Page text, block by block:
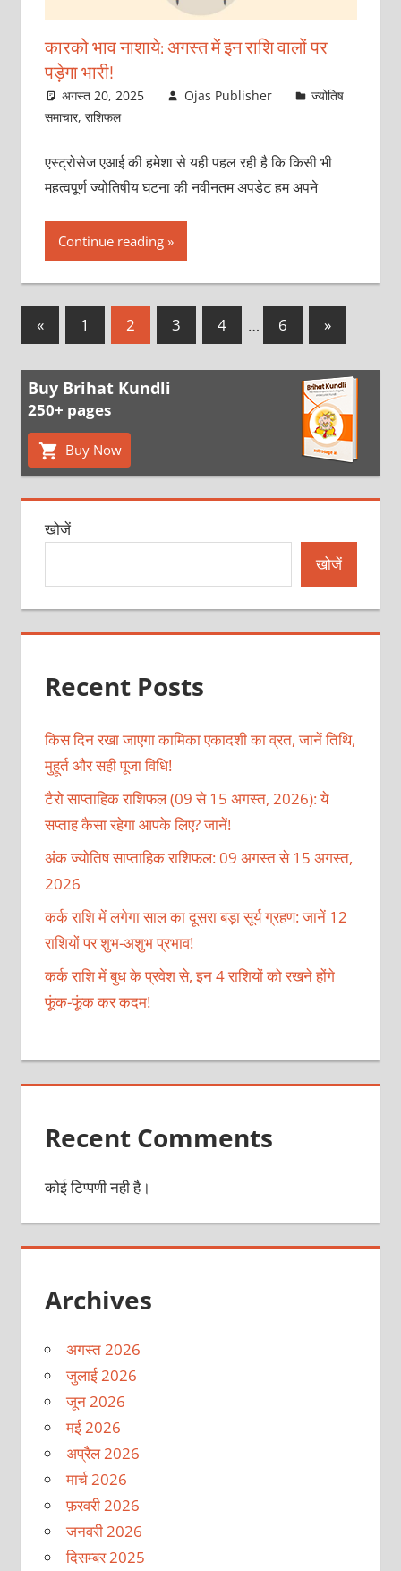
कारको भाव नाशाये: अगस्‍त में इन रा‍शि वालों पर
पड़ेगा भारी!
अगस्त 20, 2025 Ojas Publisher
ज्योतिष
समाचार, राशिफल
एस्‍ट्रोसेज एआई की हमेशा से यही पहल रही है कि किसी भी
महत्वपूर्ण ज्योतिषीय घटना की नवीनतम अपडेट हम अपने
Continue reading
Posts
«Previous
Posts
1 2 3 4 … 6
Next
Posts
»
Buy Brihat Kundli
250+ pages
Buy Now
खोजें
खोजें
Recent Posts
किस दिन रखा जाएगा कामिका एकादशी का व्रत, जानें तिथि,
मुहूर्त और सही पूजा विधि!
टैरो साप्ताहिक राशिफल (09 से 15 अगस्त, 2026): ये
सप्ताह कैसा रहेगा आपके लिए? जानें!
अंक ज्योतिष साप्ताहिक राशिफल: 09 अगस्त से 15 अगस्त,
2026
कर्क राशि में लगेगा साल का दूसरा बड़ा सूर्य ग्रहण: जानें 12
राशियों पर शुभ-अशुभ प्रभाव!
कर्क राशि में बुध के प्रवेश से, इन 4 राशियों को रखने होंगे
फूंक-फूंक कर कदम!
Recent Comments
कोई टिप्पणी नही है।
Archives
अगस्त 2026
जुलाई 2026
जून 2026
मई 2026
अप्रैल 2026
मार्च 2026
फ़रवरी 2026
जनवरी 2026
दिसम्बर 2025